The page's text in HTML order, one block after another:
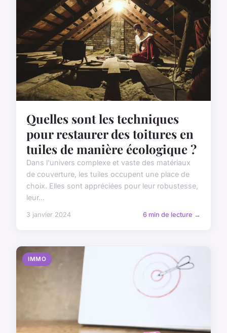
Quelles sont les techniques
pour restaurer des toitures en
tuiles de manière écologique ?
Dans l'univers complexe et vaste des matériaux
de couverture, les tuiles occupent une place de
choix. Elles sont appréciées pour leur robustesse,
leur...
3 janvier 2024 6 min de lecture →
IMMO